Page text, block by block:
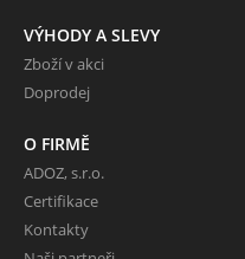
VÝHODY A SLEVY
Zboží v akci
Doprodej
O FIRMĚ
ADOZ, s.r.o.
Certifikace
Kontakty